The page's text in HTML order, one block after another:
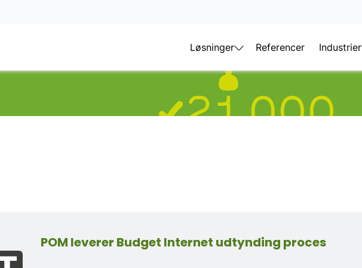
Løsninger Referencer Industrier
POM leverer Budget Internet udtynding proces